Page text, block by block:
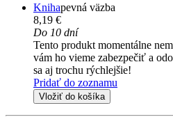
Knihapevná väzba
8,19 €
Do 10 dní
Tento produkt momentálne
vám ho vieme zabezpečiť a
sa aj trochu rýchlejšie!
Pridať do zoznamu
Vložiť do košíka